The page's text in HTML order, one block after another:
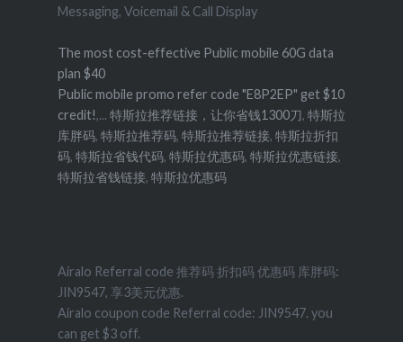
Messaging, Voicemail & Call Display
The most cost-effective Public mobile 60G data
plan $40
Public mobile promo refer code "E8P2EP" get $10
credit!,... 特斯拉推荐链接，让你省钱1300刀, 特斯拉
库胖码, 特斯拉推荐码, 特斯拉推荐链接, 特斯拉折扣
码, 特斯拉省钱代码, 特斯拉优惠码, 特斯拉优惠链接,
特斯拉省钱链接, 特斯拉优惠码
Airalo Referral code 推荐码 折扣码 优惠码 库胖码:
JIN9547, 享3美元优惠.
Airalo coupon code Referral code: JIN9547. you
can get $3 off.